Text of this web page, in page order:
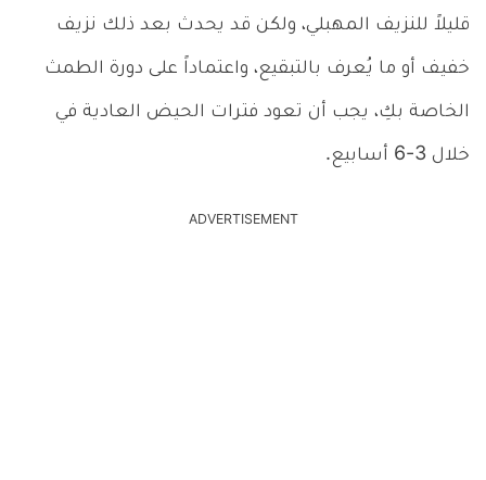
قليلاً للنزيف المهبلي، ولكن قد يحدث بعد ذلك نزيف
خفيف أو ما يُعرف بالتبقيع، واعتماداً على دورة الطمث
الخاصة بكِ، يجب أن تعود فترات الحيض العادية في
خلال 3-6 أسابيع.
ADVERTISEMENT